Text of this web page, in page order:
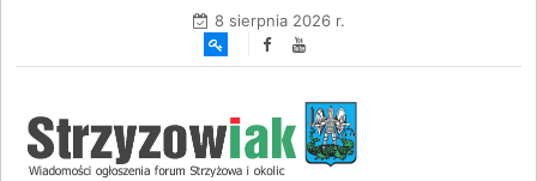
8 sierpnia 2026 r.